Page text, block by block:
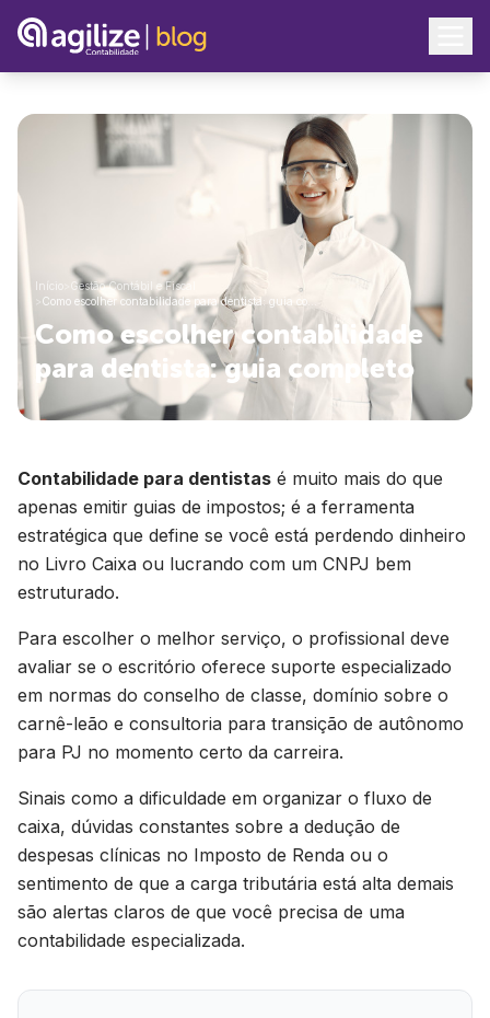
Início
Gestão Contábil e Fiscal
Como escolher contabilidade para dentista: guia co…
Como escolher contabilidade
para dentista: guia completo
Contabilidade para dentistas é muito mais do que
apenas emitir guias de impostos; é a ferramenta
estratégica que define se você está perdendo dinheiro
no Livro Caixa ou lucrando com um CNPJ bem
estruturado.
Para escolher o melhor serviço, o profissional deve
avaliar se o escritório oferece suporte especializado
em normas do conselho de classe, domínio sobre o
carnê-leão e consultoria para transição de autônomo
para PJ no momento certo da carreira.
Sinais como a dificuldade em organizar o fluxo de
caixa, dúvidas constantes sobre a dedução de
despesas clínicas no Imposto de Renda ou o
sentimento de que a carga tributária está alta demais
são alertas claros de que você precisa de uma
contabilidade especializada.